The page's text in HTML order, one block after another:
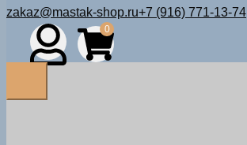
zakaz@mastak-shop.ru+7 (916) 771-13-74
0